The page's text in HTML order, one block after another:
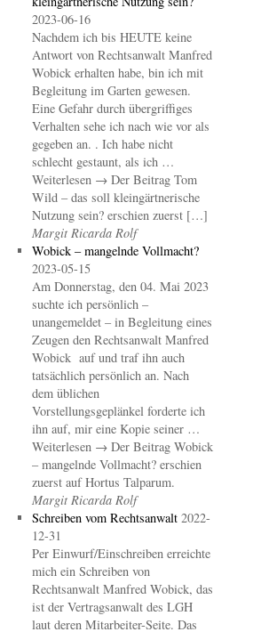
2023-06-16
Nachdem ich bis HEUTE keine
Antwort von Rechtsanwalt Manfred
Wobick erhalten habe, bin ich mit
Begleitung im Garten gewesen.
Eine Gefahr durch übergriffiges
Verhalten sehe ich nach wie vor als
gegeben an. . Ich habe nicht
schlecht gestaunt, als ich …
Weiterlesen → Der Beitrag Tom
Wild – das soll kleingärtnerische
Nutzung sein? erschien zuerst […]
Margit Ricarda Rolf
Wobick – mangelnde Vollmacht?
2023-05-15
Am Donnerstag, den 04. Mai 2023
suchte ich persönlich –
unangemeldet – in Begleitung eines
Zeugen den Rechtsanwalt Manfred
Wobick auf und traf ihn auch
tatsächlich persönlich an. Nach
dem üblichen
Vorstellungsgeplänkel forderte ich
ihn auf, mir eine Kopie seiner …
Weiterlesen → Der Beitrag Wobick
– mangelnde Vollmacht? erschien
zuerst auf Hortus Talparum.
Margit Ricarda Rolf
Schreiben vom Rechtsanwalt 2022-
12-31
Per Einwurf/Einschreiben erreichte
mich ein Schreiben von
Rechtsanwalt Manfred Wobick, das
ist der Vertragsanwalt des LGH
laut deren Mitarbeiter-Seite. Das